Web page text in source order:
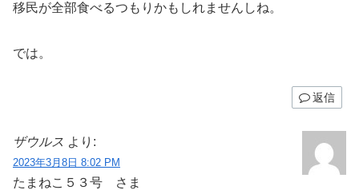
移民が全部食べるつもりかもしれませんしね。
では。
返信
ザウルス より:
2023年3月8日 8:02 PM
たまねこ５３号 さま